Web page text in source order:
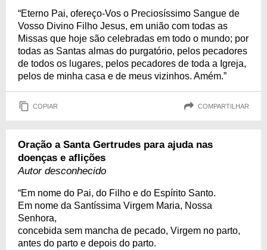
“Eterno Pai, ofereço-Vos o Preciosíssimo Sangue de
Vosso Divino Filho Jesus, em união com todas as
Missas que hoje são celebradas em todo o mundo; por
todas as Santas almas do purgatório, pelos pecadores
de todos os lugares, pelos pecadores de toda a Igreja,
pelos de minha casa e de meus vizinhos. Amém.”
COPIAR COMPARTILHAR
Oração a Santa Gertrudes para ajuda nas
doenças e aflições
Autor desconhecido
“Em nome do Pai, do Filho e do Espírito Santo.
Em nome da Santíssima Virgem Maria, Nossa
Senhora,
concebida sem mancha de pecado, Virgem no parto,
antes do parto e depois do parto.